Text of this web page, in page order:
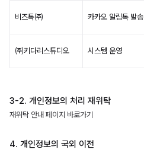
비즈톡㈜ 카카오 알림톡 발송
㈜키다리스튜디오 시스템 운영
3-2. 개인정보의 처리 재위탁
재위탁 안내 페이지 바로가기
4. 개인정보의 국외 이전